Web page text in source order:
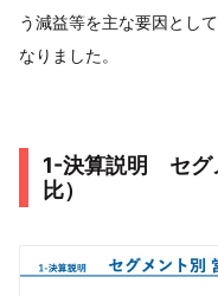
う減益等を主な要因とし
なりました。
1-決算説明 セグ
比）